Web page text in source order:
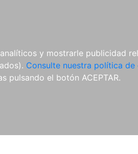
y mostrarle publicidad
Consulte nuestra política de
pulsando el botón ACEPTAR.